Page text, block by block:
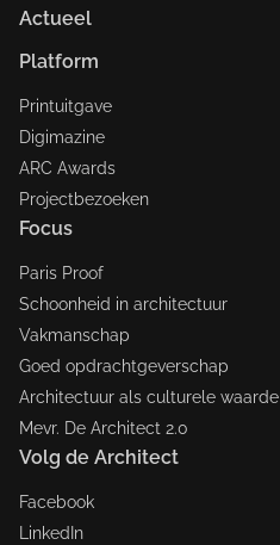
Actueel
Platform
Printuitgave
Digimazine
ARC Awards
Projectbezoeken
Focus
Paris Proof
Schoonheid in architectuur
Vakmanschap
Goed opdrachtgeverschap
Architectuur als culturele waarde
Mevr. De Architect 2.0
Volg de Architect
Facebook
LinkedIn